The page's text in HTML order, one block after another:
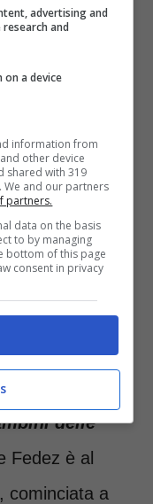
euro a Fedez –
news.it
dal
anche per
fatta a
avere dei
delle uova di
fondi per
delle
Fedez è al
cominciata a
advertising and
and
a device
information from
other device
shared with 319
We and our partners
partners.
data on the basis
to by managing
bottom of this page
consent in privacy